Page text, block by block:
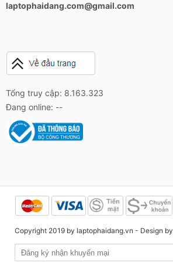
laptophaidang.com@gmail.com
Tổng truy cập: 8.163.323
Đang online: --
Copyright 2019 by laptophaidang.vn - Design by